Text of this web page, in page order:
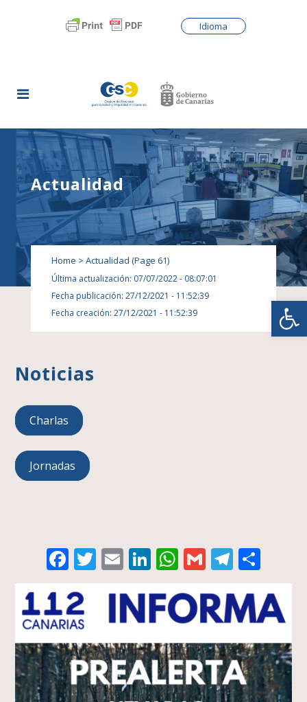
Idioma
Actualidad
Home > Actualidad (Page 61)
Última actualización: 07/07/2022 - 08:07:01
Fecha publicación: 27/12/2021 - 11:52:39
Fecha creación: 27/12/2021 - 11:52:39
Noticias
Charlas
Jornadas
Facebook
Twitter
EmailLinkedIn
WhatsApp
Gmail